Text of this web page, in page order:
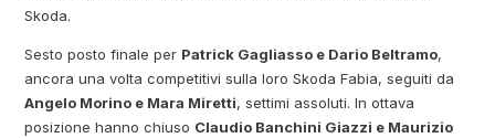
Skoda.
Sesto posto finale per Patrick Gagliasso e Dario Beltramo,
ancora una volta competitivi sulla loro Skoda Fabia, seguiti da
Angelo Morino e Mara Miretti, settimi assoluti. In ottava
posizione hanno chiuso Claudio Banchini Giazzi e Maurizio